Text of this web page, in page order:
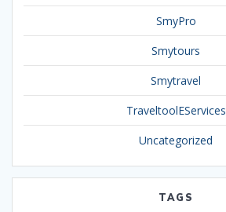
SmyPro
Smytours
Smytravel
TraveltoolEServices
Uncategorized
TAGS